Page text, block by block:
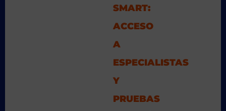
SMART:
ACCESO
A
ESPECIALISTAS
Y
PRUEBAS